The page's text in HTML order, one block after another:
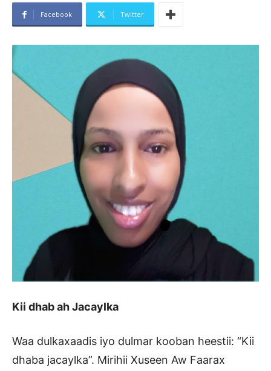
Facebook Twitter
Kii dhab ah Jacaylka
Waa dulkaxaadis iyo dulmar kooban heestii: “Kii
dhaba jacaylka”. Mirihii Xuseen Aw Faarax